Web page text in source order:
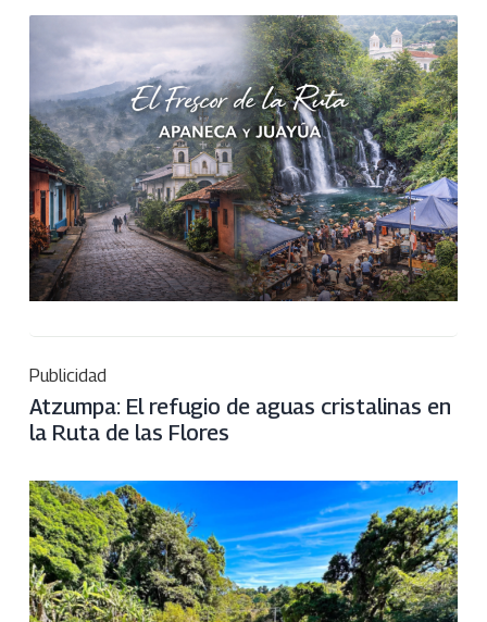
Publicidad
Atzumpa: El refugio de aguas cristalinas en
la Ruta de las Flores